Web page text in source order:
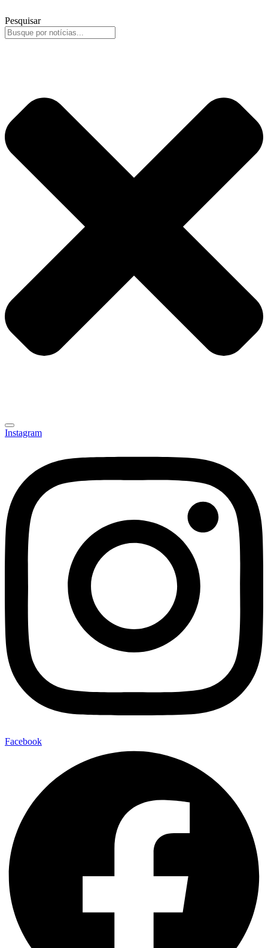
Pesquisar
Instagram
Facebook